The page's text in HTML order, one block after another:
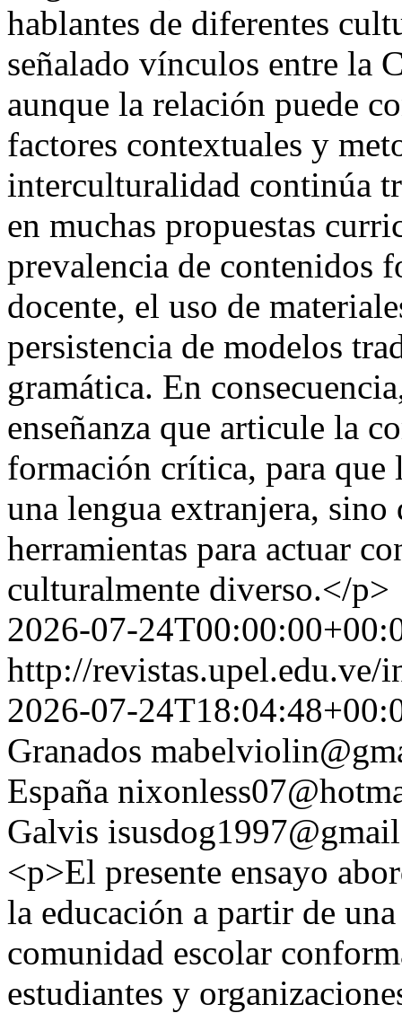
hablantes de diferentes
señalado vínculos entre la
aunque la relación puede
factores contextuales y
interculturalidad continúa
en muchas propuestas
prevalencia de contenidos
docente, el uso de
persistencia de modelos
gramática. En
enseñanza que articule la
formación crítica, para que
una lengua extranjera,
herramientas para actuar
culturalmente diverso.</p>
2026-07-
http://
2026-07-
Granados
España
Galvis
<p>El presente ensayo
la educación a partir de
comunidad escolar
estudiantes y